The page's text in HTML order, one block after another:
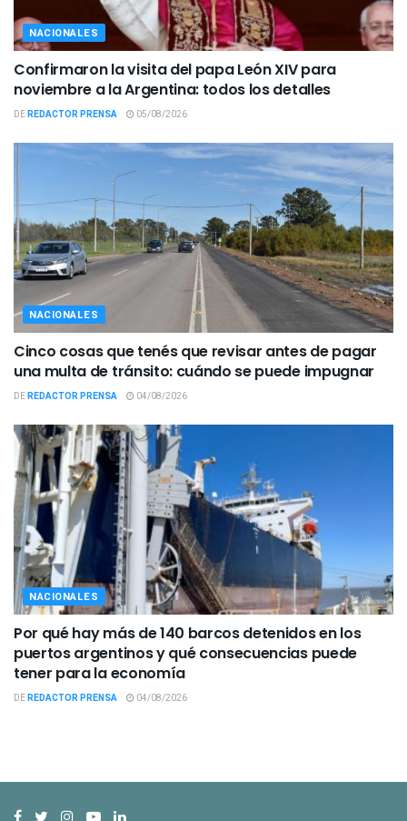
NACIONALES
Confirmaron la visita del papa León XIV para
noviembre a la Argentina: todos los detalles
DEREDACTOR PRENSA 05/08/2026
NACIONALES
Cinco cosas que tenés que revisar antes de pagar
una multa de tránsito: cuándo se puede impugnar
DEREDACTOR PRENSA 04/08/2026
NACIONALES
Por qué hay más de 140 barcos detenidos en los
puertos argentinos y qué consecuencias puede
tener para la economía
DEREDACTOR PRENSA 04/08/2026